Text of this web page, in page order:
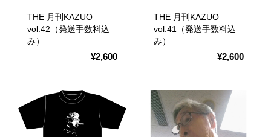
THE 月刊KAZUO
vol.42（発送手数料込
み）
¥2,600
THE 月刊KAZUO
vol.41（発送手数料込
み）
¥2,600